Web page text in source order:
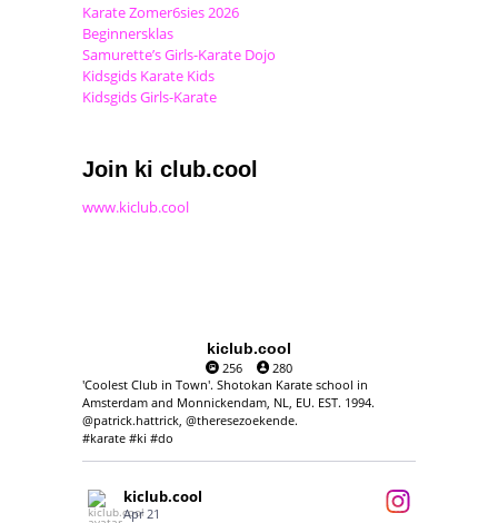
Karate Zomer6sies 2026
Beginnersklas
Samurette’s Girls-Karate Dojo
Kidsgids Karate Kids
Kidsgids Girls-Karate
Join ki club.cool
www.kiclub.cool
kiclub.cool
256
280
'Coolest Club in Town'. Shotokan Karate school in
Amsterdam and Monnickendam, NL, EU. EST. 1994.
@patrick.hattrick, @theresezoekende.
#karate #ki #do
kiclub.cool
Apr 21